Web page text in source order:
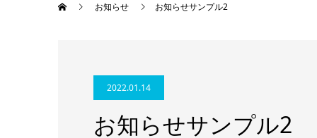
お知らせ お知らせサンプル2
2022.01.14
お知らせサンプル2